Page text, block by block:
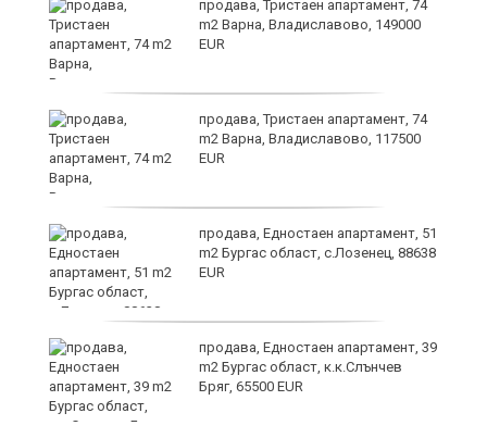
продава, Тристаен апартамент, 74
m2 Варна, Владиславово, 149000
EUR
продава, Тристаен апартамент, 74
m2 Варна, Владиславово, 117500
EUR
продава, Едностаен апартамент, 51
m2 Бургас област, с.Лозенец, 88638
EUR
продава, Едностаен апартамент, 39
m2 Бургас област, к.к.Слънчев
Бряг, 65500 EUR